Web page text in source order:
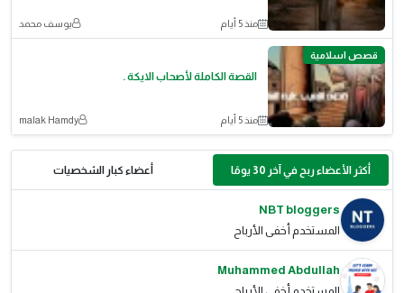
منذ 5 أيام يوسف محمد
قصص اسلامية
القصة الكاملة لأصحاب الايكة .
منذ 5 أيام malak Hamdy
أكثر الأعضاء ربح في آخر 30 يومًا أعضاء كبار الشخصيات
NBT bloggers
المستخدم أخفى الأرباح
Muhammed Abdullah